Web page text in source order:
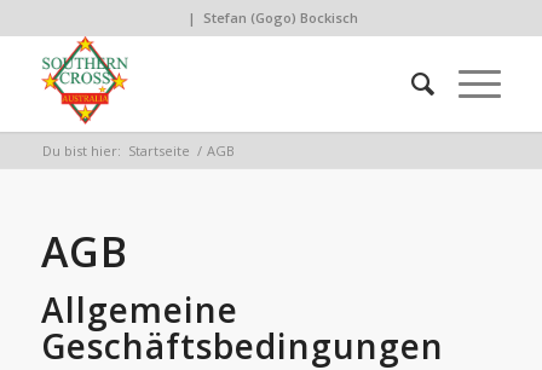
| Stefan (Gogo) Bockisch
Du bist hier: Startseite / AGB
AGB
Allgemeine
Geschäftsbedingungen